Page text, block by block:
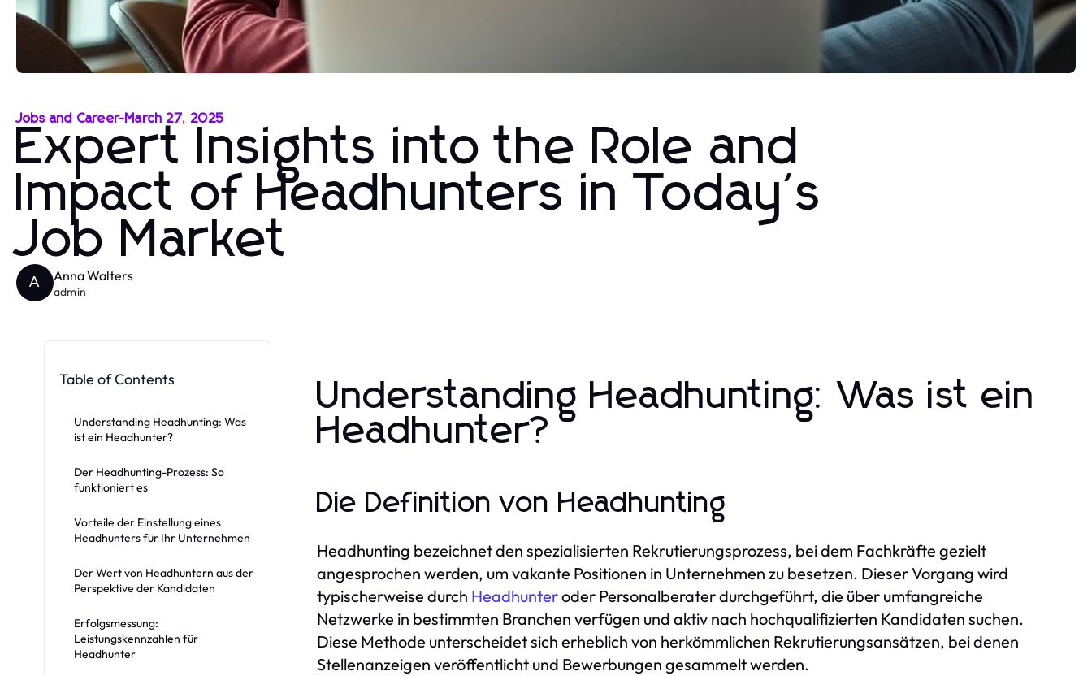
Jobs and Career-March 27, 2025
Expert Insights into the Role and
Impact of Headhunters in Today's
Job Market
A Anna Walters
admin
Table of Contents
Understanding Headhunting: Was
ist ein Headhunter?
Der Headhunting-Prozess: So
funktioniert es
Vorteile der Einstellung eines
Headhunters für Ihr Unternehmen
Der Wert von Headhuntern aus der
Perspektive der Kandidaten
Erfolgsmessung:
Leistungskennzahlen für
Headhunter
Understanding Headhunting: Was ist ein
Headhunter?
Die Definition von Headhunting
Headhunting bezeichnet den spezialisierten Rekrutierungsprozess, bei dem Fachkräfte gezielt
angesprochen werden, um vakante Positionen in Unternehmen zu besetzen. Dieser Vorgang wird
typischerweise durch Headhunteroder Personalberater durchgeführt, die über umfangreiche
Netzwerke in bestimmten Branchen verfügen und aktiv nach hochqualifizierten Kandidaten suchen.
Diese Methode unterscheidet sich erheblich von herkömmlichen Rekrutierungsansätzen, bei denen
Stellenanzeigen veröffentlicht und Bewerbungen gesammelt werden.